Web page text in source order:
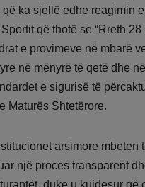
që ka sjellë edhe reagimin
që thotë se “Rreth
e provimeve në mbarë
në mënyrë të qetë dhe
e sigurisë të
Maturës Shtetërore.
arsimore mbeten
një proces transparent